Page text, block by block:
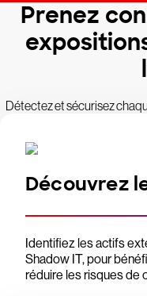
Prenez
Détectez et sécurisez
Découvrez
Identifiez les actifs
Shadow IT, pour
réduire les risques de